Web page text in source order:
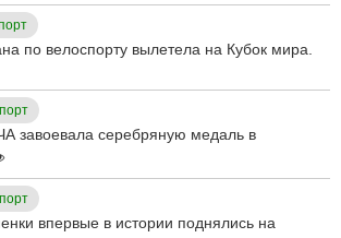
по велоспорту вылетела на Кубок мира.
завоевала серебряную медаль в
впервые в истории поднялись на